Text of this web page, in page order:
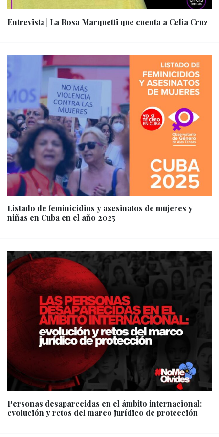
Entrevista│La Rosa Marquetti que cuenta a Celia Cruz
Listado de feminicidios y asesinatos de mujeres y
niñas en Cuba en el año 2025
Personas desaparecidas en el ámbito internacional:
evolución y retos del marco jurídico de protección